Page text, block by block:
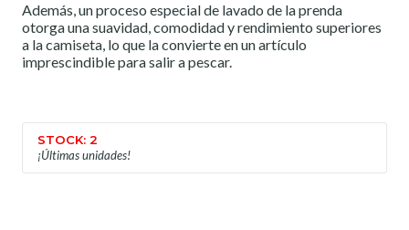
Además, un proceso especial de lavado de la prenda
otorga una suavidad, comodidad y rendimiento superiores
a la camiseta, lo que la convierte en un artículo
imprescindible para salir a pescar.
STOCK: 2
¡Últimas unidades!